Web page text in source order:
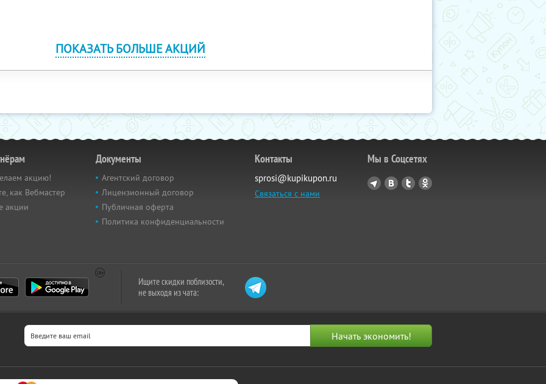
ПОКАЗАТЬ БОЛЬШЕ АКЦИЙ
акцию!
как Вебмастер
акции
Документы
Агентский договор
Лицензионный договор
Публичная оферта
Политика конфиденциальности
Контакты
sprosi@kupikupon.ru
Связаться с нами
Мы в Соцсетях
Ищите скидки поблизости,
не выходя из чата: